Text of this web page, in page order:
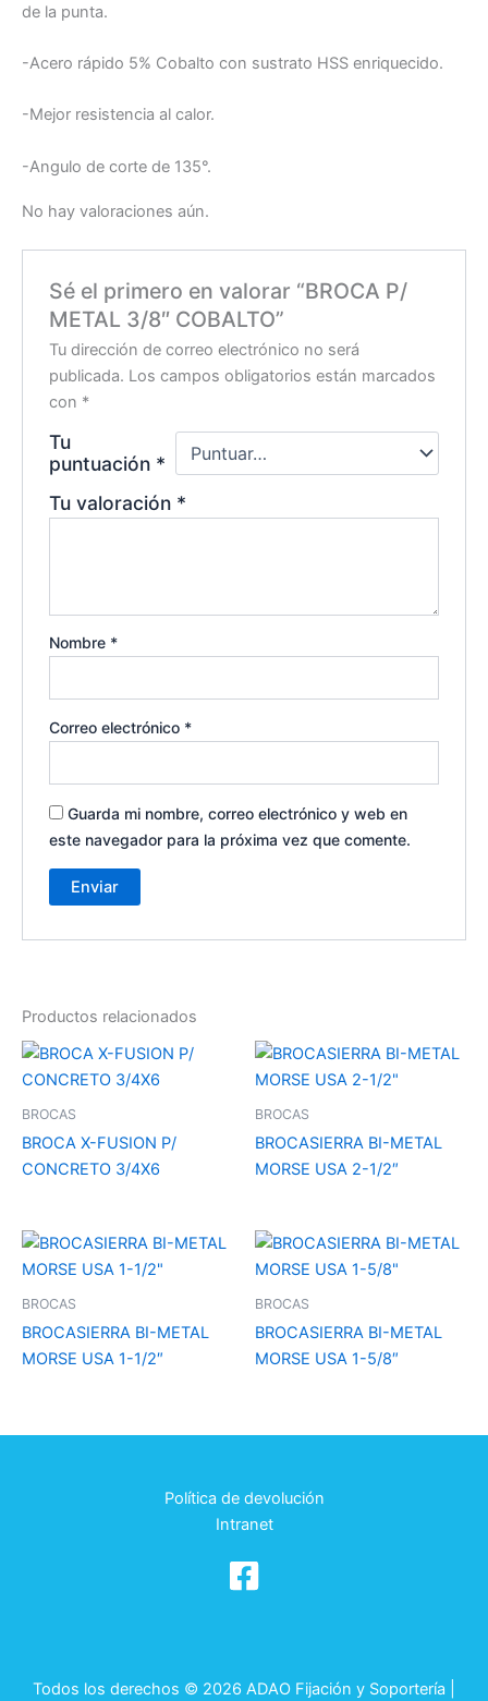
de la punta.
-Acero rápido 5% Cobalto con sustrato HSS enriquecido.
-Mejor resistencia al calor.
-Angulo de corte de 135°.
No hay valoraciones aún.
Sé el primero en valorar “BROCA P/
METAL 3/8″ COBALTO”
Tu dirección de correo electrónico no será
publicada. Los campos obligatorios están marcados
con *
Tu
puntuación *
Tu valoración *
Nombre *
Correo electrónico *
Guarda mi nombre, correo electrónico y web en
este navegador para la próxima vez que comente.
Productos relacionados
BROCAS
BROCA X-FUSION P/
CONCRETO 3/4X6
BROCAS
BROCASIERRA BI-METAL
MORSE USA 2-1/2″
BROCAS
BROCASIERRA BI-METAL
MORSE USA 1-1/2″
BROCAS
BROCASIERRA BI-METAL
MORSE USA 1-5/8″
Política de devolución
Intranet
Todos los derechos © 2026 ADAO Fijación y Soportería |